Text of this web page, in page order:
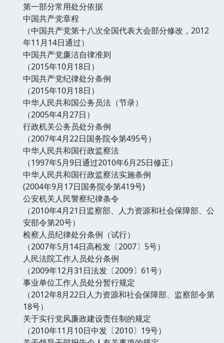
第一部分常用处分依据
中国共产党章程
（中国共产党第十八次全国代表大会部分修改，2012
年11月14日通过）
中国共产党廉洁自律准则
（2015年10月18日）
中国共产党纪律处分条例
（2015年10月18日）
中华人民共和国公务员法（节录）
（2005年4月27日）
行政机关公务员处分条例
（2007年4月22日国务院令第495号）
中华人民共和国行政监察法
（1997年5月9日通过2010年6月25日修正）
中华人民共和国行政监察法实施条例
(2004年9月17日国务院令第419号)
公安机关人民警察纪律条令
（2010年4月21日监察部、人力资源和社会保障部、公
安部令第20号）
检察人员纪律处分条例（试行）
（2007年5月14日高检发〔2007〕5号）
人民法院工作人员处分条例
（2009年12月31日法发〔2009〕61号）
事业单位工作人员处分暂行规定
（2012年8月22日人力资源和社会保障部、监察部令第
18号）
关于实行党风廉政建设责任制的规定
（2010年11月10日中发〔2010〕19号）